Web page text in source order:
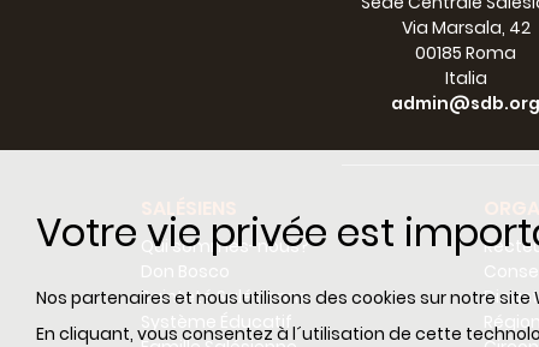
Votre vie privée est
Nos partenaires et nous utilisons des cookies sur notre
En cliquant, vous consentez à l´utilisation de cette
Ils
pour
pour
nous
Via Marsala, 42
00185 Roma
Italia
admin@sdb.org
Qui sommes-nous?
Sainteté Salésienne
Système Éducatif
Régions